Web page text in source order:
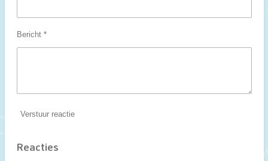
Bericht *
Verstuur reactie
Reacties